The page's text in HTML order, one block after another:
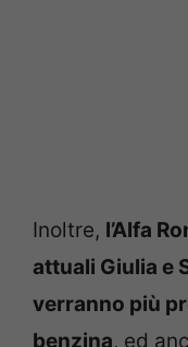
Inoltre, l’Alfa
attuali Giulia e
verranno più
benzina, ed